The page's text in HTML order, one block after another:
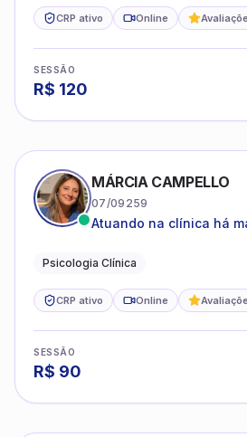
CRP ativo Online
SESSÃO
R$ 120
MÁRCIA CAMPELLO
07/09259
Atuando na clínica há
estruturas, com
Psicologia Clínica
CRP ativo Online
SESSÃO
R$ 90